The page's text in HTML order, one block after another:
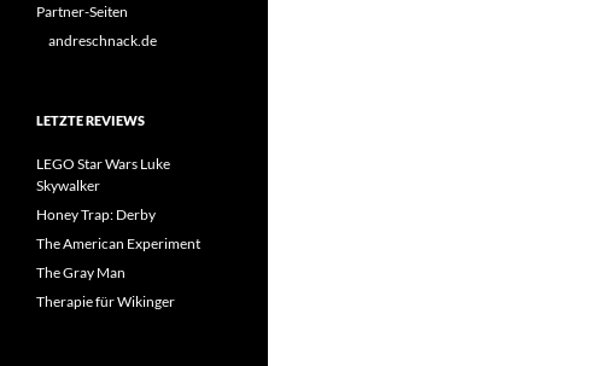
Partner-Seiten
andreschnack.de
LETZTE REVIEWS
LEGO Star Wars Luke
Skywalker
Honey Trap: Derby
The American Experiment
The Gray Man
Therapie für Wikinger